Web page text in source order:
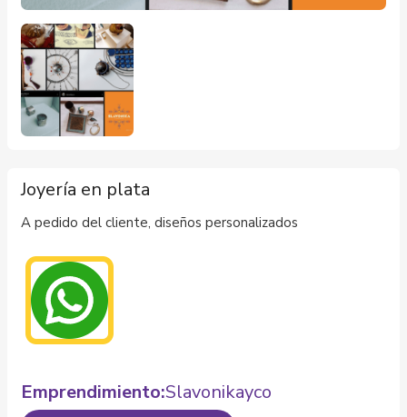
Joyería en plata
A pedido del cliente, diseños personalizados
Emprendimiento:Slavonikayco